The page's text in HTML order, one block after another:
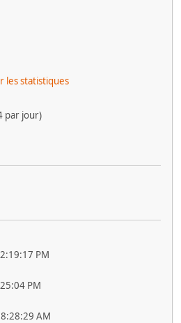
les statistiques
par jour)
PM
PM
AM